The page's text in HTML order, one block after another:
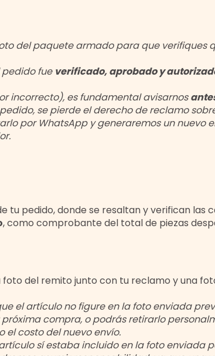
del paquete armado para que verifiques
pedido fue verificado, aprobado y
incorrecto), es fundamental avisarnos
se pierde el derecho de reclamo
por WhatsApp y generaremos un nuevo
pedido, donde se resaltan y verifican las
, como comprobante del total de piezas
del remito junto con tu reclamo y una
el artículo no figure en la foto enviada
compra, o podrás retirarlo
el costo del nuevo envío.
sí estaba incluido en la foto enviada